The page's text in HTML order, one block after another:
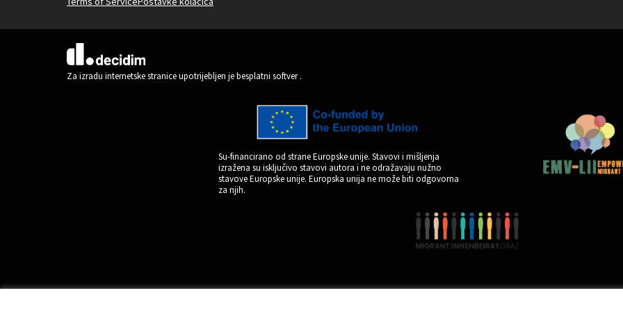
(Vanjska poveznica)
Za izradu internetske stranice upotrijebljen je besplatni softver.
Su-financirano od strane Europske unije. Stavovi i mišljenja
izražena su isključivo stavovi autora i ne odražavaju nužno
stavove Europske unije. Europska unija ne može biti odgovorna
za njih.